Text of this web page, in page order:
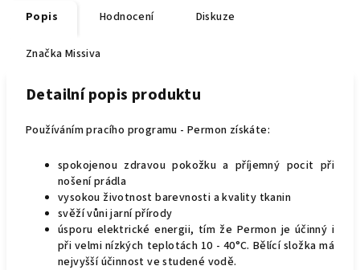
Popis Hodnocení Diskuze
Značka Missiva
Detailní popis produktu
Používáním pracího programu - Permon získáte:
spokojenou zdravou pokožku a příjemný pocit při
nošení prádla
vysokou životnost barevnosti a kvality tkanin
svěží vůni jarní přírody
úsporu elektrické energii, tím že Permon je účinný i
při velmi nízkých teplotách 10 - 40°C. Bělící složka má
nejvyšší účinnost ve studené vodě.